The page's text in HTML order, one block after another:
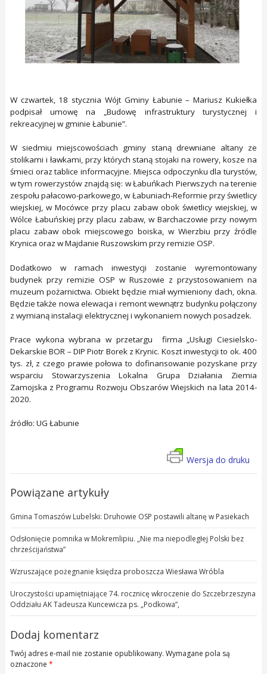
W czwartek, 18 stycznia Wójt Gminy Łabunie – Mariusz Kukiełka
podpisał umowę na „Budowę infrastruktury turystycznej i
rekreacyjnej w gminie Łabunie”.
W siedmiu miejscowościach gminy staną drewniane altany ze
stolikami i ławkami, przy których staną stojaki na rowery, kosze na
śmieci oraz tablice informacyjne. Miejsca odpoczynku dla turystów,
w tym rowerzystów znajdą się: w Łabuńkach Pierwszych na terenie
zespołu pałacowo-parkowego, w Łabuniach-Reformie przy świetlicy
wiejskiej, w Mocówce przy placu zabaw obok świetlicy wiejskiej, w
Wólce Łabuńskiej przy placu zabaw, w Barchaczowie przy nowym
placu zabaw obok miejscowego boiska, w Wierzbiu przy źródle
Krynica oraz w Majdanie Ruszowskim przy remizie OSP.
Dodatkowo w ramach inwestycji zostanie wyremontowany
budynek przy remizie OSP w Ruszowie z przystosowaniem na
muzeum pożarnictwa. Obiekt będzie miał wymieniony dach, okna.
Będzie także nowa elewacja i remont wewnątrz budynku połączony
z wymianą instalacji elektrycznej i wykonaniem nowych posadzek.
Prace wykona wybrana w przetargu firma „Usługi Ciesielsko-
Dekarskie BOR – DIP Piotr Borek z Krynic. Koszt inwestycji to ok. 400
tys. zł, z czego prawie połowa to dofinansowanie pozyskane przy
wsparciu Stowarzyszenia Lokalna Grupa Działania Ziemia
Zamojska z Programu Rozwoju Obszarów Wiejskich na lata 2014-
2020.
źródło: UG Łabunie
Wersja do druku
Powiązane artykuły
Gmina Tomaszów Lubelski: Druhowie OSP postawili altanę w Pasiekach
Odsłonięcie pomnika w Mokremlipiu. „Nie ma niepodległej Polski bez
chrześcijaństwa”
Wzruszające pożegnanie księdza proboszcza Wiesława Wróbla
Uroczystości upamiętniające 74. rocznicę wkroczenie do Szczebrzeszyna
Oddziału AK Tadeusza Kuncewicza ps. „Podkowa”,
Dodaj komentarz
Twój adres e-mail nie zostanie opublikowany. Wymagane pola są
oznaczone *